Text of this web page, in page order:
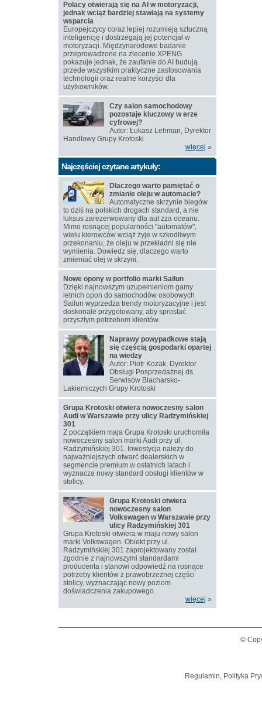
Polacy otwierają się na AI w motoryzacji,
jednak wciąż bardziej stawiają na systemy
wsparcia
Europejczycy coraz lepiej rozumieją sztuczną
inteligencję i dostrzegają jej potencjał w
motoryzacji. Międzynarodowe badanie
przeprowadzone na zlecenie XPENG
pokazuje jednak, że zaufanie do AI budują
przede wszystkim praktyczne zastosowania
technologii oraz realne korzyści dla
użytkowników.
Czy salon samochodowy
pozostaje kluczowy w erze
cyfrowej?
Autor: Łukasz Lehman, Dyrektor
Handlowy Grupy Krotoski
więcej »
Najczęściej czytane artykuły:
Dlaczego warto pamiętać o
zmianie oleju w automacie?
Automatyczne skrzynie biegów
to dziś na polskich drogach standard, a nie
luksus zarezerwowany dla aut zza oceanu.
Mimo rosnącej popularności "automatów",
wielu kierowców wciąż żyje w szkodliwym
przekonaniu, że oleju w przekładni się nie
wymienia. Dowiedz się, dlaczego warto
zmieniać olej w skrzyni.
Nowe opony w portfolio marki Sailun
Dzięki najnowszym uzupełnieniom gamy
letnich opon do samochodów osobowych
Sailun wyprzedza trendy motoryzacyjne i jest
doskonale przygotowany, aby sprostać
przyszłym potrzebom klientów.
Naprawy powypadkowe stają
się częścią gospodarki opartej
na wiedzy
Autor: Piotr Kozak, Dyrektor
Obsługi Posprzedażnej ds.
Serwisów Blacharsko-
Lakierniczych Grupy Krotoski
Grupa Krotoski otwiera nowoczesny salon
Audi w Warszawie przy ulicy Radzymińskiej
301
Z początkiem maja Grupa Krotoski uruchomiła
nowoczesny salon marki Audi przy ul.
Radzymińskiej 301. Inwestycja należy do
najważniejszych otwarć dealerskich w
segmencie premium w ostatnich latach i
wyznacza nowy standard obsługi klientów w
stolicy.
Grupa Krotoski otwiera
nowoczesny salon
Volkswagen w Warszawie przy
ulicy Radzymińskiej 301
Grupa Krotoski otwiera w maju nowy salon
marki Volkswagen. Obiekt przy ul.
Radzymińskiej 301 zaprojektowany został
zgodnie z najnowszymi standardami
producenta i stanowi odpowiedź na rosnące
potrzeby klientów z prawobrzeżnej części
stolicy, wyznaczając nowy poziom
doświadczenia zakupowego.
więcej »
©
Regulamin, Polityka